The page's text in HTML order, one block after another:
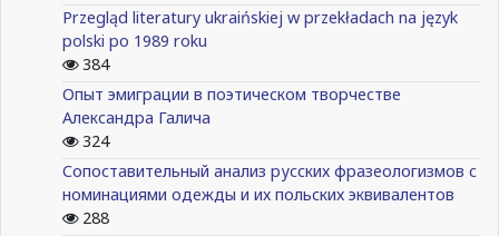
Przegląd literatury ukraińskiej w przekładach na język
polski po 1989 roku
384
Опыт эмиграции в поэтическом творчестве
Александра Галича
324
Сопоставительный анализ русских фразеологизмов с
номинациями одежды и их польских эквивалентов
288